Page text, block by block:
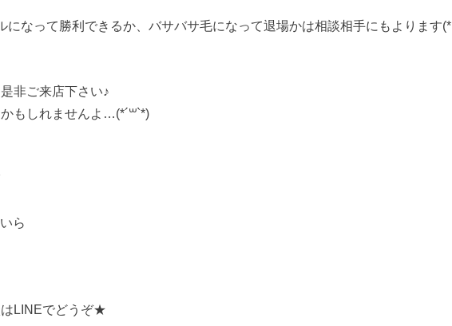
になって勝利できるか、バサバサ毛になって退場かは相談相手にもよります(*
非ご来店下さい♪
もしれませんよ…(*´꒳`*)
ら
LINEでどうぞ★